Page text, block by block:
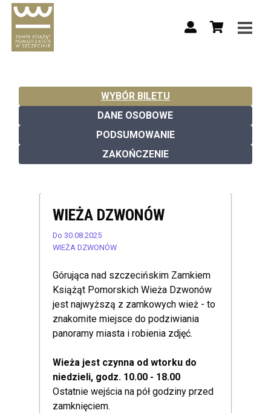
WYBÓR BILETU
DANE OSOBOWE
PODSUMOWANIE
ZAKOŃCZENIE
WIEŻA DZWONÓW
Do 30.08.2025
WIEŻA DZWONÓW
Górująca nad szczecińskim Zamkiem
Książąt Pomorskich Wieża Dzwonów
jest najwyższą z zamkowych wież - to
znakomite miejsce do podziwiania
panoramy miasta i robienia zdjęć.
Wieża jest czynna od wtorku do
niedzieli, godz. 10.00 - 18.00
Ostatnie wejścia na pół godziny przed
zamknięciem.